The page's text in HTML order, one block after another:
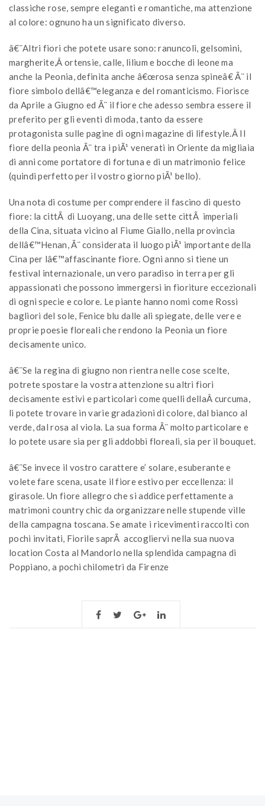
classiche rose, sempre eleganti e romantiche, ma attenzione
al colore: ognuno ha un significato diverso.
â€¨Altri fiori che potete usare sono: ranuncoli, gelsomini,
margherite,Â ortensie, calle, lilium e bocche di leone ma
anche la Peonia, definita anche â€œrosa senza spineâ€ Ã¨ il
fiore simbolo dellâ€™eleganza e del romanticismo. Fiorisce
da Aprile a Giugno ed Ã¨ il fiore che adesso sembra essere il
preferito per gli eventi di moda, tanto da essere
protagonista sulle pagine di ogni magazine di lifestyle.Â Il
fiore della peonia Ã¨ tra i piÃ¹ venerati in Oriente da migliaia
di anni come portatore di fortuna e di un matrimonio felice
(quindi perfetto per il vostro giorno piÃ¹ bello).
Una nota di costume per comprendere il fascino di questo
fiore: la cittÃ di Luoyang, una delle sette cittÃ imperiali
della Cina, situata vicino al Fiume Giallo, nella provincia
dellâ€™Henan, Ã¨ considerata il luogo piÃ¹ importante della
Cina per lâ€™affascinante fiore. Ogni anno si tiene un
festival internazionale, un vero paradiso in terra per gli
appassionati che possono immergersi in fioriture eccezionali
di ogni specie e colore. Le piante hanno nomi come Rossi
bagliori del sole, Fenice blu dalle ali spiegate, delle vere e
proprie poesie floreali che rendono la Peonia un fiore
decisamente unico.
â€¨Se la regina di giugno non rientra nelle cose scelte,
potrete spostare la vostra attenzione su altri fiori
decisamente estivi e particolari come quelli dellaÂ curcuma,
li potete trovare in varie gradazioni di colore, dal bianco al
verde, dal rosa al viola. La sua forma Ã¨ molto particolare e
lo potete usare sia per gli addobbi floreali, sia per il bouquet.
â€¨Se invece il vostro carattere e’ solare, esuberante e
volete fare scena, usate il fiore estivo per eccellenza: il
girasole. Un fiore allegro che si addice perfettamente a
matrimoni country chic da organizzare nelle stupende ville
della campagna toscana. Se amate i ricevimenti raccolti con
pochi invitati, Fiorile saprÃ accogliervi nella sua nuova
location Costa al Mandorlo nella splendida campagna di
Poppiano, a pochi chilometri da Firenze